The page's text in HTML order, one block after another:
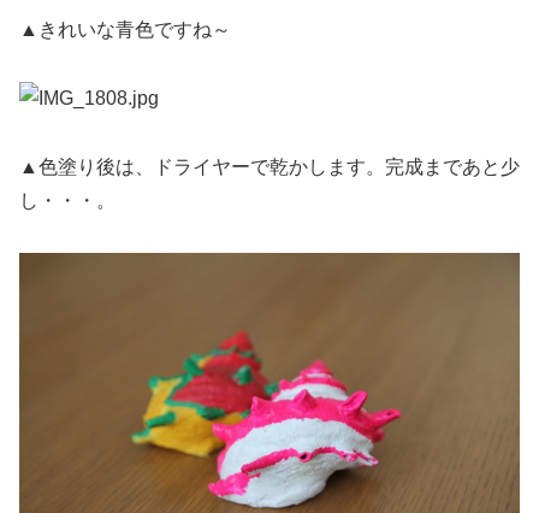
▲きれいな青色ですね～
▲色塗り後は、ドライヤーで乾かします。完成まであと少
し・・・。